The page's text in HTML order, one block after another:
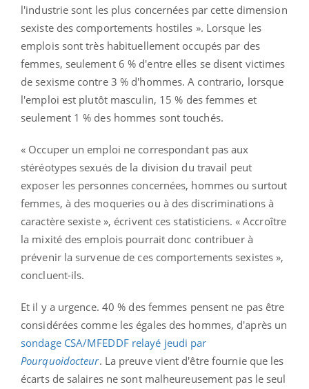
l'industrie sont les plus concernées par cette dimension
sexiste des comportements hostiles ». Lorsque les
emplois sont très habituellement occupés par des
femmes, seulement 6 % d'entre elles se disent victimes
de sexisme contre 3 % d'hommes. A contrario, lorsque
l'emploi est plutôt masculin, 15 % des femmes et
seulement 1 % des hommes sont touchés.
« Occuper un emploi ne correspondant pas aux
stéréotypes sexués de la division du travail peut
exposer les personnes concernées, hommes ou surtout
femmes, à des moqueries ou à des discriminations à
caractère sexiste », écrivent ces statisticiens. « Accroître
la mixité des emplois pourrait donc contribuer à
prévenir la survenue de ces comportements sexistes »,
concluent-ils.
Et il y a urgence. 40 % des femmes pensent ne pas être
considérées comme les égales des hommes, d'après un
sondage CSA/MFEDDF relayé jeudi par
Pourquoidocteur. La preuve vient d'être fournie que les
écarts de salaires ne sont malheureusement pas le seul